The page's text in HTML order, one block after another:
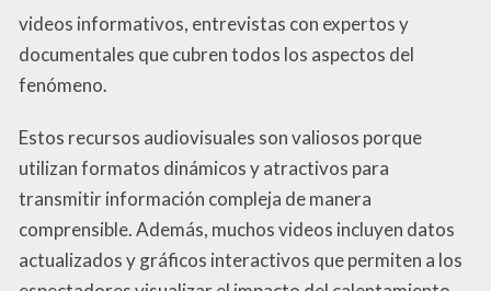
videos informativos, entrevistas con expertos y
documentales que cubren todos los aspectos del
fenómeno.
Estos recursos audiovisuales son valiosos porque
utilizan formatos dinámicos y atractivos para
transmitir información compleja de manera
comprensible. Además, muchos videos incluyen datos
actualizados y gráficos interactivos que permiten a los